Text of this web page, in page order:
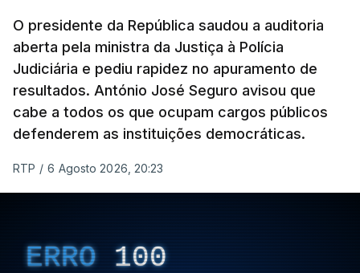
O presidente da República saudou a auditoria
aberta pela ministra da Justiça à Polícia
Judiciária e pediu rapidez no apuramento de
resultados. António José Seguro avisou que
cabe a todos os que ocupam cargos públicos
defenderem as instituições democráticas.
RTP / 6 Agosto 2026, 20:23
ERRO 100